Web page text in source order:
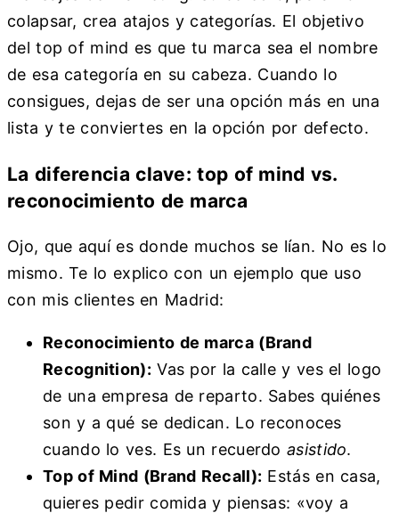
colapsar, crea atajos y categorías. El objetivo
del top of mind es que tu marca sea el nombre
de esa categoría en su cabeza. Cuando lo
consigues, dejas de ser una opción más en una
lista y te conviertes en la opción por defecto.
La diferencia clave: top of mind vs.
reconocimiento de marca
Ojo, que aquí es donde muchos se lían. No es lo
mismo. Te lo explico con un ejemplo que uso
con mis clientes en Madrid:
Reconocimiento de marca (Brand
Recognition): Vas por la calle y ves el logo
de una empresa de reparto. Sabes quiénes
son y a qué se dedican. Lo reconoces
cuando lo ves. Es un recuerdoasistido.
Top of Mind (Brand Recall): Estás en casa,
quieres pedir comida y piensas: «voy a